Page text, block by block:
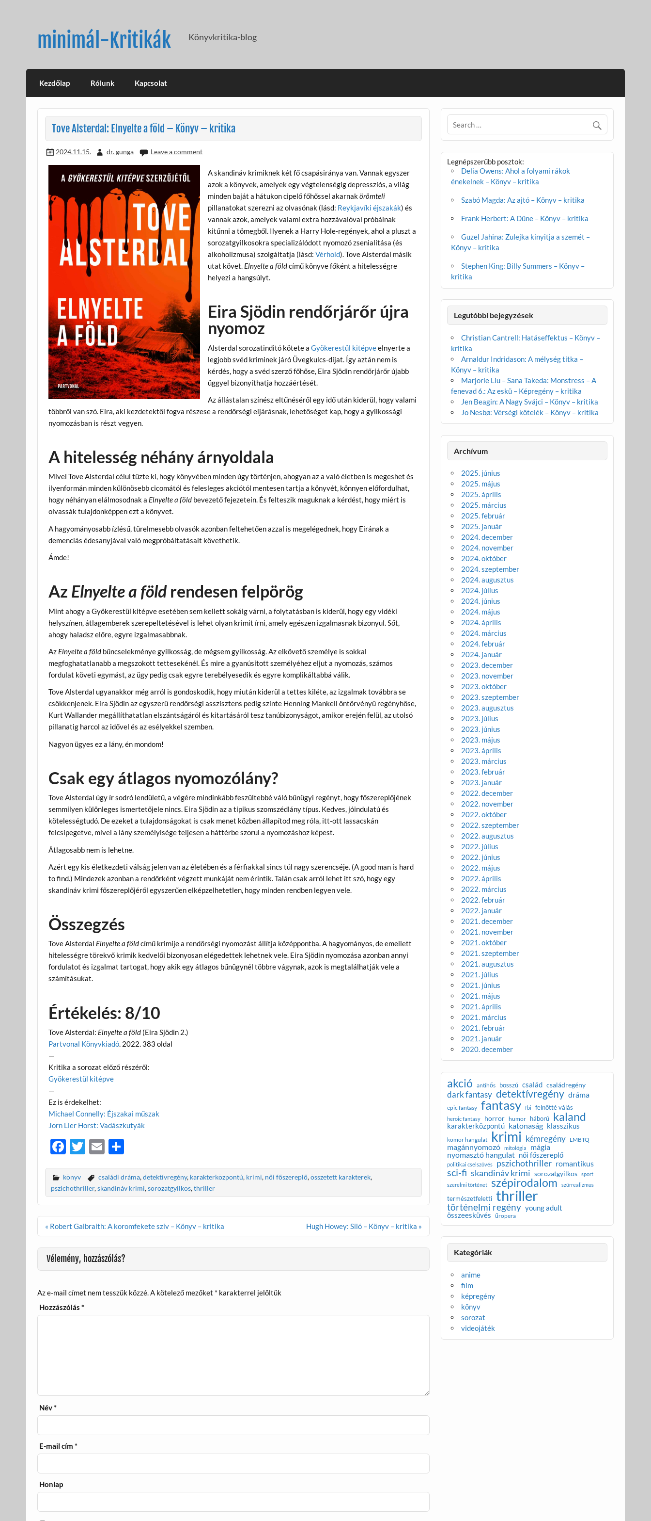
minimál-Kritikák Könyvkritika-blog
Kezdőlap Rólunk Kapcsolat
Tove Alsterdal: Elnyelte a föld – Könyv – kritika
2024.11.15. dr. gunga Leave a comment
A skandináv krimiknek két fő csapásiránya van. Vannak egyszer
azok a könyvek, amelyek egy végtelenségig depressziós, a világ
minden baját a hátukon cipelő főhőssel akarnakörömteli
pillanatokat szerezni az olvasónak (lásd: Reykjavíki éjszakák) és
vannak azok, amelyek valami extra hozzávalóval próbálnak
kitűnni a tömegből. Ilyenek a Harry Hole-regények, ahol a pluszt a
sorozatgyilkosokra specializálódott nyomozó zsenialitása (és
alkoholizmusa) szolgáltatja (lásd: Vérhold). Tove Alsterdal másik
utat követ. Elnyelte a földcímű könyve főként a hitelességre
helyezi a hangsúlyt.
Eira Sjödin rendőrjárőr újra
nyomoz
Alsterdal sorozatinditó kötete a Gyökerestül kitépveelnyerte a
legjobb svéd kriminek járó Üvegkulcs-díjat. Így aztán nem is
kérdés, hogy a svéd szerző főhőse, Eira Sjödin rendőrjárőr újabb
üggyel bizonyíthatja hozzáértését.
Az állástalan színész eltűnéséről egy idő után kiderül, hogy valami
többről van szó. Eira, aki kezdetektől fogva részese a rendőrségi eljárásnak, lehetőséget kap, hogy a gyilkossági
nyomozásban is részt vegyen.
A hitelesség néhány árnyoldala
Mivel Tove Alsterdal célul tűzte ki, hogy könyvében minden úgy történjen, ahogyan az a való életben is megeshet és
ilyenformán minden különösebb cicomától és felesleges akciótól mentesen tartja a könyvét, könnyen előfordulhat,
hogy néhányan elálmosodnak a Elnyelte a föld bevezető fejezetein. És felteszik maguknak a kérdést, hogy miért is
olvassák tulajdonképpen ezt a könyvet.
A hagyományosabb ízlésű, türelmesebb olvasók azonban feltehetően azzal is megelégednek, hogy Eirának a
demenciás édesanyjával való megpróbáltatásait követhetik.
Ámde!
Az Elnyelte a földrendesen felpörög
Mint ahogy a Gyökerestül kitépve esetében sem kellett sokáig várni, a folytatásban is kiderül, hogy egy vidéki
helyszínen, átlagemberek szerepeltetésével is lehet olyan krimit írni, amely egészen izgalmasnak bizonyul. Sőt,
ahogy haladsz előre, egyre izgalmasabbnak.
Az Elnyelte a föld bűncselekménye gyilkosság, de mégsem gyilkosság. Az elkövető személye is sokkal
megfoghatatlanabb a megszokott tettesekénél. És mire a gyanúsított személyéhez eljut a nyomozás, számos
fordulat követi egymást, az ügy pedig csak egyre terebélyesedik és egyre komplikáltabbá válik.
Tove Alsterdal ugyanakkor még arról is gondoskodik, hogy miután kiderül a tettes kiléte, az izgalmak továbbra se
csökkenjenek. Eira Sjödin az egyszerű rendőrségi asszisztens pedig szinte Henning Mankell öntörvényű regényhőse,
Kurt Wallander megállíthatatlan elszántságáról és kitartásáról tesz tanúbizonyságot, amikor erején felül, az utolsó
pillanatig harcol az idővel és az esélyekkel szemben.
Nagyon ügyes ez a lány, én mondom!
Csak egy átlagos nyomozólány?
Tove Alsterdal úgy ír sodró lendületű, a végére mindinkább feszültebbé váló bűnügyi regényt, hogy főszereplőjének
semmilyen különleges ismertetőjele nincs. Eira Sjödin az a tipikus szomszédlány típus. Kedves, jóindulatú és
kötelességtudó. De ezeket a tulajdonságokat is csak menet közben állapítod meg róla, itt-ott lassacskán
felcsipegetve, mivel a lány személyisége teljesen a háttérbe szorul a nyomozáshoz képest.
Átlagosabb nem is lehetne.
Azért egy kis életkezdeti válság jelen van az életében és a férfiakkal sincs túl nagy szerencséje. (A good man is hard
to find.) Mindezek azonban a rendőrként végzett munkáját nem érintik. Talán csak arról lehet itt szó, hogy egy
skandináv krimi főszereplőjéről egyszerűen elképzelhetetlen, hogy minden rendben legyen vele.
Összegzés
Tove Alsterdal Elnyelte a földcímű krimije a rendőrségi nyomozást állítja középpontba. A hagyományos, de emellett
hitelességre törekvő krimik kedvelői bizonyosan elégedettek lehetnek vele. Eira Sjödin nyomozása azonban annyi
fordulatot és izgalmat tartogat, hogy akik egy átlagos bűnügynél többre vágynak, azok is megtalálhatják vele a
számításukat.
Értékelés: 8/10
Tove Alsterdal: Elnyelte a föld (Eira Sjödin 2.)
Partvonal Könyvkiadó. 2022. 383 oldal
—
Kritika a sorozat előző részéről:
Gyökerestül kitépve
—
Ez is érdekelhet:
Michael Connelly: Éjszakai műszak
Jorn Lier Horst: Vadászkutyák
F
e
b
o
o
k
T
itt
er
E
ail za
m
e
g
könyv családi dráma,detektívregény, karakterközpontú, krimi, női főszereplő,összetett karakterek,
pszichothriller,skandináv krimi,sorozatgyilkos,thriller
Bejegyzés
« Robert Galbraith: A koromfekete szív – Könyv – kritika Hugh Howey: Siló – Könyv – kritika »
Vélemény, hozzászólás?
Az e-mail címet nem tesszük közzé.A kötelező mezőket * karakterrel jelöltük
Hozzászólás*
Név*
E-mail cím*
Honlap
Legnépszerűbb posztok:
Delia Owens: Ahol a folyami rákok
énekelnek – Könyv – kritika
Szabó Magda: Az ajtó – Könyv – kritika
Frank Herbert: A Dűne – Könyv – kritika
Guzel Jahina: Zulejka kinyitja a szemét –
Könyv – kritika
Stephen King: Billy Summers – Könyv –
kritika
Legutóbbi bejegyzések
Christian Cantrell: Hatáseffektus – Könyv –
kritika
Arnaldur Indridason: A mélység titka –
Könyv – kritika
Marjorie Liu – Sana Takeda: Monstress – A
fenevad 6.: Az eskü – Képregény – kritika
Jen Beagin: A Nagy Svájci – Könyv – kritika
Jo Nesbø: Vérségi kötelék – Könyv – kritika
Archívum
2025. június
2025. május
2025. április
2025. március
2025. február
2025. január
2024. december
2024. november
2024. október
2024. szeptember
2024. augusztus
2024. július
2024. június
2024. május
2024. április
2024. március
2024. február
2024. január
2023. december
2023. november
2023. október
2023. szeptember
2023. augusztus
2023. július
2023. június
2023. május
2023. április
2023. március
2023. február
2023. január
2022. december
2022. november
2022. október
2022. szeptember
2022. augusztus
2022. július
2022. június
2022. május
2022. április
2022. március
2022. február
2022. január
2021. december
2021. november
2021. október
2021. szeptember
2021. augusztus
2021. július
2021. június
2021. május
2021. április
2021. március
2021. február
2021. január
2020. december
akció antihős bosszú család családregény
dark fantasy detektívregény dráma
epic fantasy fantasy fbi felnőtté válás
heroic fantasy horror humor háború kaland
karakterközpontú katonaság klasszikus
komor hangulat krimi kémregény LMBTQ
magánnyomozó mitológia mágia
nyomasztó hangulat női főszereplő
politikai cselszövés pszichothriller romantikus
sci-fi skandináv krimi sorozatgyilkos
sport
szerelmi történet
szépirodalom szürrealizmus
természetfeletti thriller
történelmi regény young adult
összeesküvés
űropera
Kategóriák
anime
film
képregény
könyv
sorozat
videojáték